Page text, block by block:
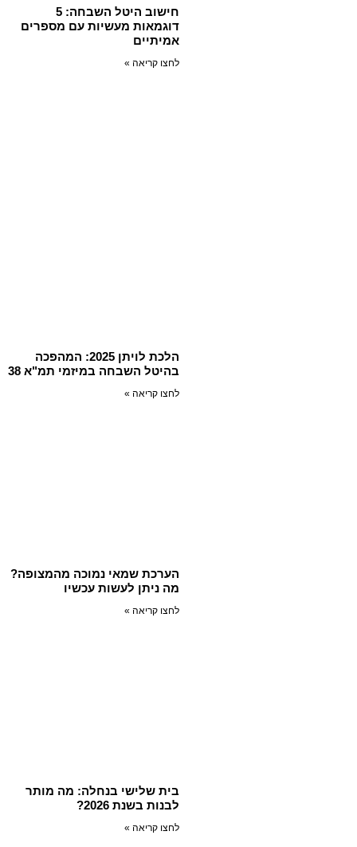
חישוב היטל השבחה: 5
דוגמאות מעשיות עם מספרים
אמיתיים
לחצו קריאה »
הלכת לויתן 2025: המהפכה
בהיטל השבחה במיזמי תמ"א 38
לחצו קריאה »
הערכת שמאי נמוכה מהמצופה?
מה ניתן לעשות עכשיו
לחצו קריאה »
בית שלישי בנחלה: מה מותר
לבנות בשנת 2026?
לחצו קריאה »